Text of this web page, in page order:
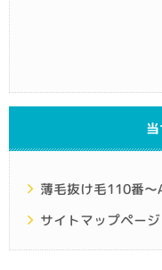
薄毛抜け毛110番～
サイトマップページ